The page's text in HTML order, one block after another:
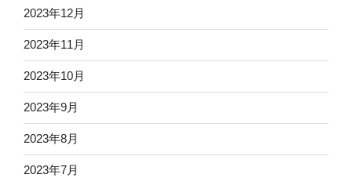
2023年12月
2023年11月
2023年10月
2023年9月
2023年8月
2023年7月